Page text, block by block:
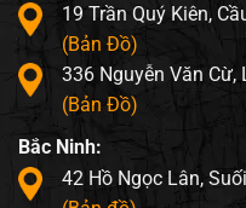
19 Trần Quý Kiên,
(Bản Đồ)
336 Nguyễn Văn Cừ,
(Bản Đồ)
Bắc Ninh:
42 Hồ Ngọc Lân,